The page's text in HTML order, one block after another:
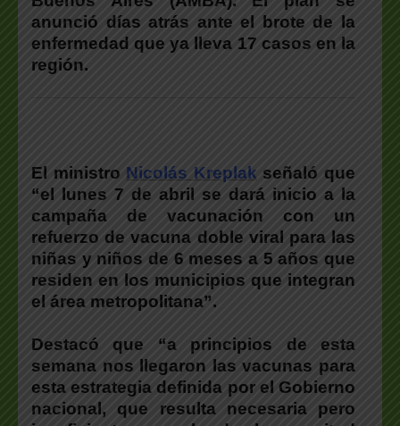
anunció días atrás ante el brote de la
enfermedad que ya lleva 17 casos en la
región.
El ministro Nicolás Kreplak señaló que
“el lunes 7 de abril se dará inicio a la
campaña de vacunación con un
refuerzo de vacuna doble viral para las
niñas y niños de 6 meses a 5 años que
residen en los municipios que integran
el área metropolitana”.
Destacó que “a principios de esta
semana nos llegaron las vacunas para
esta estrategia definida por el Gobierno
nacional, que resulta necesaria pero